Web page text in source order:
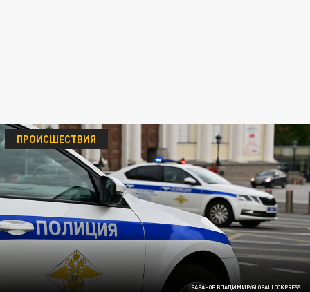
БАРАНОВ ВЛАДИМИР/GLOBALLOOKPRESS
ПРОИСШЕСТВИЯ